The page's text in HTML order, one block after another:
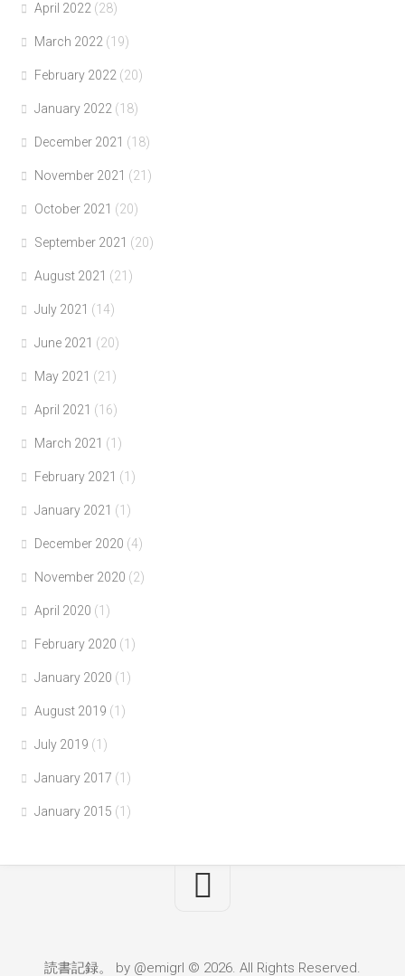
April 2022 (28)
March 2022 (19)
February 2022 (20)
January 2022 (18)
December 2021 (18)
November 2021 (21)
October 2021 (20)
September 2021 (20)
August 2021 (21)
July 2021 (14)
June 2021 (20)
May 2021 (21)
April 2021 (16)
March 2021 (1)
February 2021 (1)
January 2021 (1)
December 2020 (4)
November 2020 (2)
April 2020 (1)
February 2020 (1)
January 2020 (1)
August 2019 (1)
July 2019 (1)
January 2017 (1)
January 2015 (1)
読書記録。 by @emigrl © 2026. All Rights Reserved.